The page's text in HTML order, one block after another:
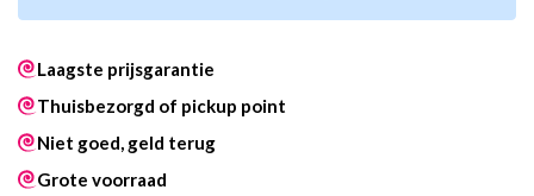
Laagste prijsgarantie
Thuisbezorgd of pickup point
Niet goed, geld terug
Grote voorraad